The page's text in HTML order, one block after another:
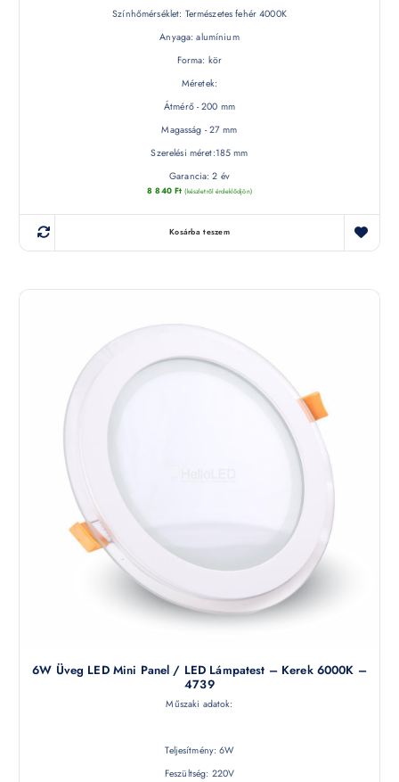
Színhőmérséklet: Természetes fehér 4000K
Anyaga: alumínium
Forma: kör
Méretek:
Átmérő - 200 mm
Magasság - 27 mm
Szerelési méret:185 mm
Garancia: 2 év
8 840 Ft (készletről érdeklődjön)
Kosárba teszem
6W Üveg LED Mini Panel / LED Lámpatest – Kerek 6000K –
4739
Műszaki adatok:
Teljesítmény: 6W
Feszültség: 220V